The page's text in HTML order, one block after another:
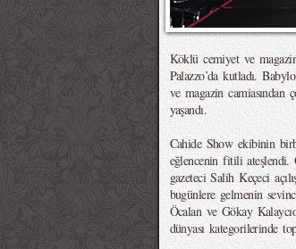
Köklü cemiyet ve
Palazzo’da kutladı.
ve magazin camiasından
yaşandı.
Cahide Show ekibinin
eğlencenin fitili ateşlendi.
gazeteci Salih Keçeci
bugünlere gelmenin
Öcalan ve Gökay
dünyası kategorilerinde